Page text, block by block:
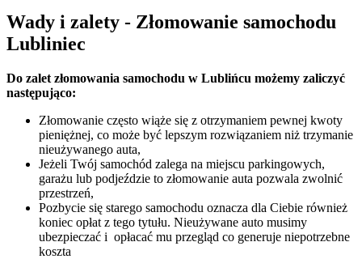
Wady i zalety - Złomowanie samochodu
Lubliniec
Do zalet złomowania samochodu w Lublińcu możemy zaliczyć
następująco:
Złomowanie często wiąże się z otrzymaniem pewnej kwoty
pieniężnej, co może być lepszym rozwiązaniem niż trzymanie
nieużywanego auta,
Jeżeli Twój samochód zalega na miejscu parkingowych,
garażu lub podjeździe to złomowanie auta pozwala zwolnić
przestrzeń,
Pozbycie się starego samochodu oznacza dla Ciebie również
koniec opłat z tego tytułu. Nieużywane auto musimy
ubezpieczać i opłacać mu przegląd co generuje niepotrzebne
koszta